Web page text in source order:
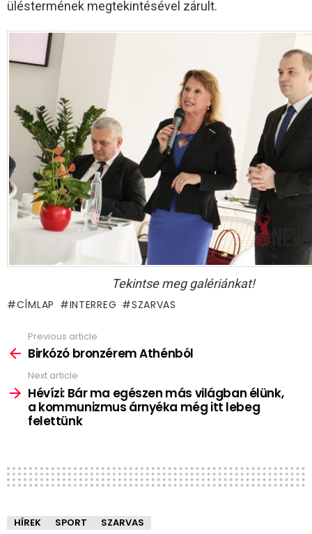
üléstermének megtekintésével zárult.
Tekintse meg galériánkat!
CÍMLAP INTERREG SZARVAS
more
Previous article
Birkózó bronzérem Athénból
Next article
Hévízi: Bár ma egészen más világban élünk,
a kommunizmus árnyéka még itt lebeg
felettünk
HÍREK SPORT SZARVAS